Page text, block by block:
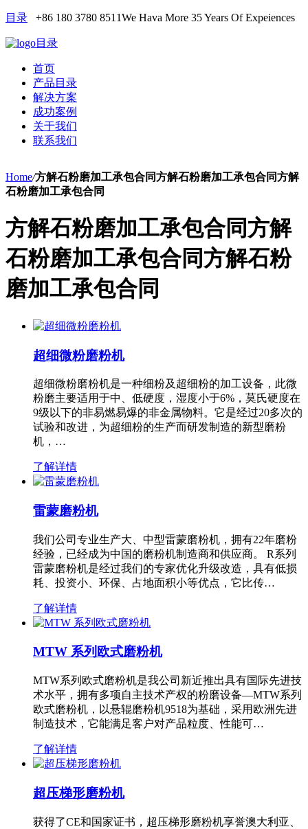
目录 +86 180 3780 8511We Hava More 35 Years Of Expeiences
目录
首页
产品目录
解决方案
成功案例
关于我们
联系我们
Home/方解石粉磨加工承包合同方解石粉磨加工承包合同方解
石粉磨加工承包合同
方解石粉磨加工承包合同方解
石粉磨加工承包合同方解石粉
磨加工承包合同
超细微粉磨粉机
超细微粉磨粉机是一种细粉及超细粉的加工设备，此微
粉磨主要适用于中、低硬度，湿度小于6%，莫氏硬度在
9级以下的非易燃易爆的非金属物料。它是经过20多次的
试验和改进，为超细粉的生产而研发制造的新型磨粉
机，…
了解详情
雷蒙磨粉机
我们公司专业生产大、中型雷蒙磨粉机，拥有22年磨粉
经验，已经成为中国的磨粉机制造商和供应商。 R系列
雷蒙磨粉机是经过我们的专家优化升级改造，具有低损
耗、投资小、环保、占地面积小等优点，它比传…
了解详情
MTW 系列欧式磨粉机
MTW系列欧式磨粉机是我公司新近推出具有国际先进技
术水平，拥有多项自主技术产权的粉磨设备—MTW系列
欧式磨粉机，以悬辊磨粉机9518为基础，采用欧洲先进
制造技术，它能满足客户对产品粒度、性能可…
了解详情
超压梯形磨粉机
获得了CE和国家证书，超压梯形磨粉机享誉澳大利亚、